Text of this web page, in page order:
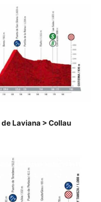
Laviana > Collau